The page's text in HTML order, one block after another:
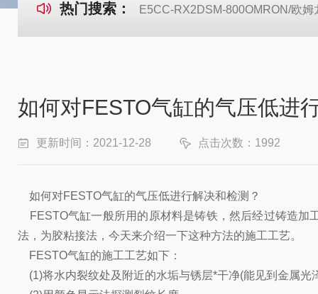
热门搜索： E5CC-RX2DSM-800OMRON/欧
如何对FESTO气缸的气压低进
更新时间：2021-12-28 点击次数：1992
如何对FESTO气缸的气压低进行解决和检测？
FESTO气缸一般所用的原材料是铸铁，然后经过铸造加
法，为胶粘接法，今天来介绍一下这种方法的施工工艺。
FESTO气缸的施工工艺如下：
(1)将水内裂纹处及附近的水垢与锈层*干净(能见到金属光